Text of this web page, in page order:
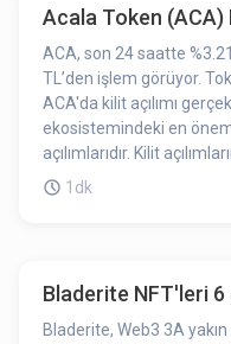
Acala Token (ACA)
ACA, son 24 saatte
TL’den işlem görüyor.
ACA'da kilit açılımı
ekosistemindeki en
açılımlarıdır. Kilit
token’lar işlem
olabilir.
1dk
Bladerite NFT'leri
Bladerite, Web3 3A